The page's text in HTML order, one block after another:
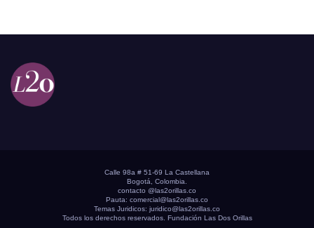
Calle 98a # 51-69 La Castellana
Bogotá, Colombia.
contacto @las2orillas.co
Pauta: comercial@las2orillas.co
Temas Juridicos: juridico@las2orillas.co
Todos los derechos reservados. Fundación Las Dos Orillas